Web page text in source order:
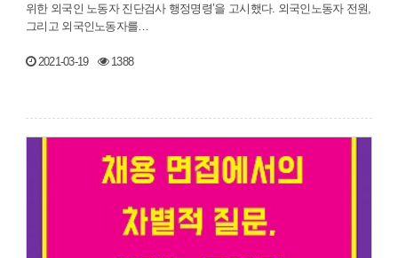
위한 외국인 노동자 진단검사 행정명령’을 고시했다. 외국인노동자 전원,
그리고 외국인노동자를…
2021-03-19 1388